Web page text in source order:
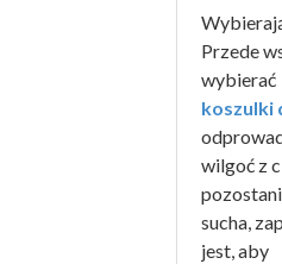
Przede
wybierać
koszulki
wilgoć z
sucha,
jest, aby